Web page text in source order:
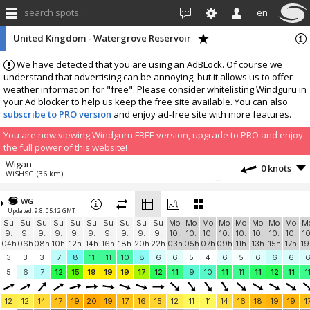
search spots... en
We have detected that you are using an AdBLock. Of course we
understand that advertising can be annoying, but it allows us to offer
weather information for "free". Please consider whitelisting Windguru in
your Ad blocker to help us keep the free site available. You can also
subscribe to PRO version and enjoy ad-free site with more features.
You are now viewing Windguru FREE version, upgrade to PRO and enjoy
the full power of this website!
United Kingdom - Watergrove Reservoir
Wigan
WiSHSC (36 km) 0 knots
Wilmslow
Wilmslow Astro (37.5 km)
West Riding Sailing Club
West Riding Sailing Club (46.7 km)
0 knots
Grimwith
YDSC (48.8 km) 2.9 knots
Add your station...
WG
Updated: 9.8. 05:12 GMT
Su
9.
04h
Su
9.
06h
Su
9.
08h
Su
9.
10h
Su
9.
12h
Su
9.
14h
Su
9.
16h
Su
9.
18h
Su
9.
20h
Su
9.
22h
Mo
10.
03h
Mo
10.
05h
Mo
10.
07h
Mo
10.
09h
Mo
10.
11h
Mo
10.
13h
Mo
10.
15h
Mo
10.
17h
3
3 3 7 8 11 11 10 8 6 6 5 4 6 5 6 6 6
6
5
6 7 12 15 19 19 19 17 12 11 9 10 11 11 11 12 11 11
12 12 14 17 19 20 19 17 16 15 12 11 11 14 16 18 19 19